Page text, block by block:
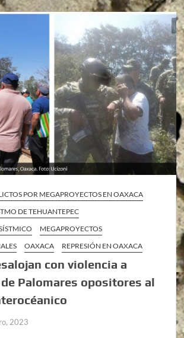
POR MEGAPROYECTOS EN OAXACA
DE TEHUANTEPEC
MEGAPROYECTOS
OAXACA REPRESIÓN EN OAXACA
con violencia a
Palomares opositores al
2023